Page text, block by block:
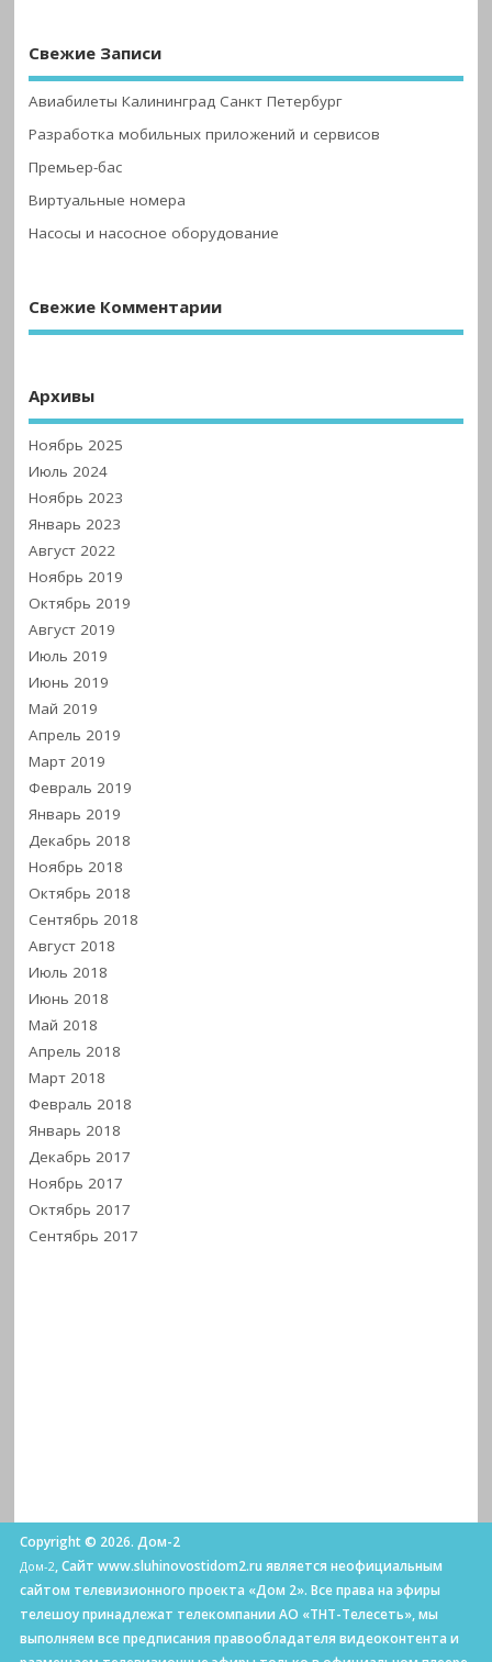
Свежие Записи
Авиабилеты Калининград Санкт Петербург
Разработка мобильных приложений и сервисов
Премьер-бас
Виртуальные номера
Насосы и насосное оборудование
Свежие Комментарии
Архивы
Ноябрь 2025
Июль 2024
Ноябрь 2023
Январь 2023
Август 2022
Ноябрь 2019
Октябрь 2019
Август 2019
Июль 2019
Июнь 2019
Май 2019
Апрель 2019
Март 2019
Февраль 2019
Январь 2019
Декабрь 2018
Ноябрь 2018
Октябрь 2018
Сентябрь 2018
Август 2018
Июль 2018
Июнь 2018
Май 2018
Апрель 2018
Март 2018
Февраль 2018
Январь 2018
Декабрь 2017
Ноябрь 2017
Октябрь 2017
Сентябрь 2017
Copyright © 2026. Дом-2
Дом-2, Сайт www.sluhinovostidom2.ru является неофициальным
сайтом телевизионного проекта «Дом 2». Все права на эфиры
телешоу принадлежат телекомпании АО «ТНТ-Телесеть», мы
выполняем все предписания правообладателя видеоконтента и